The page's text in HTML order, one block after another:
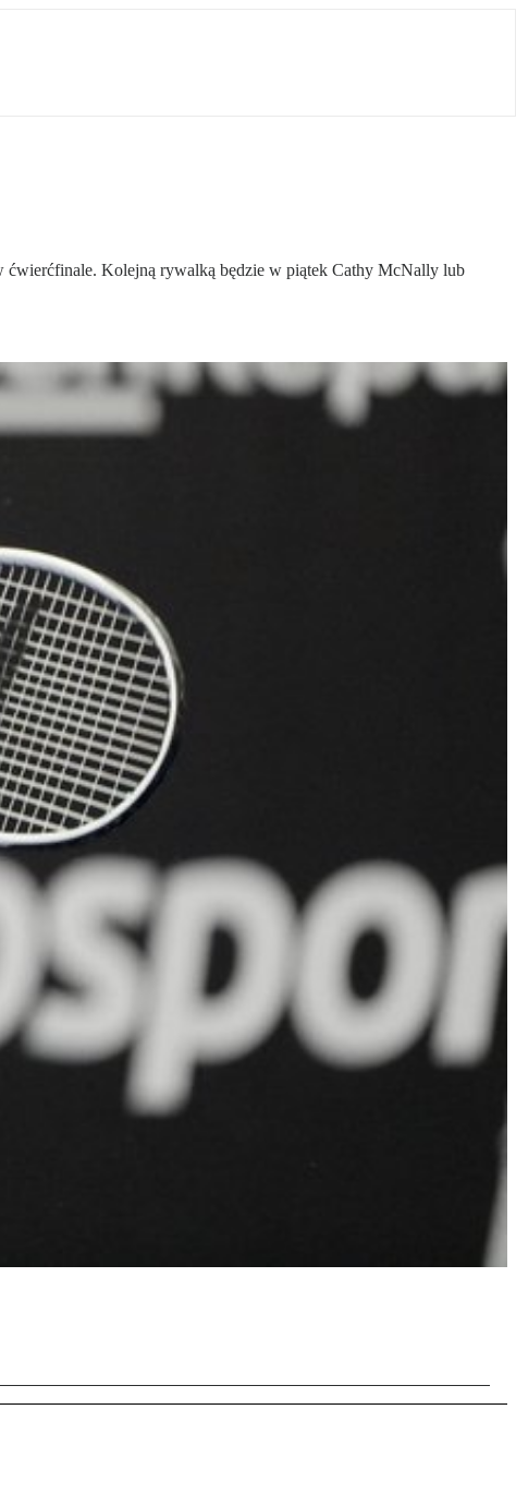
ćwierćfinale. Kolejną rywalką będzie w piątek Cathy McNally lub